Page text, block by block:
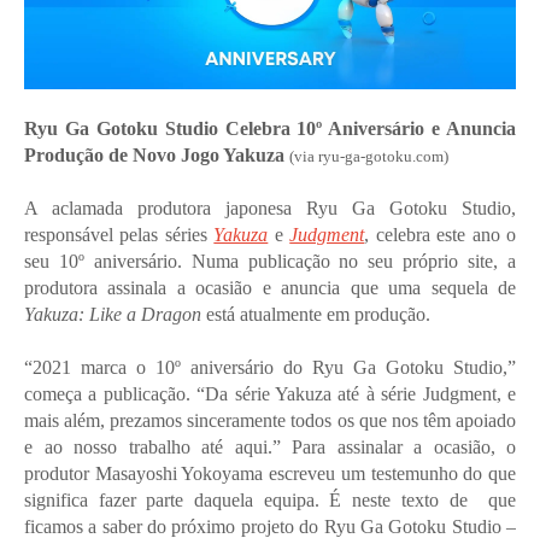
Ryu Ga Gotoku Studio Celebra 10º Aniversário e Anuncia
Produção de Novo Jogo Yakuza (via ryu-ga-gotoku.com)
A aclamada produtora japonesa Ryu Ga Gotoku Studio,
responsável pelas séries Yakuza eJudgment, celebra este ano o
seu 10º aniversário. Numa publicação no seu próprio site, a
produtora assinala a ocasião e anuncia que uma sequela de
Yakuza: Like a Dragon está atualmente em produção.
“2021 marca o 10º aniversário do Ryu Ga Gotoku Studio,”
começa a publicação. “Da série Yakuza até à série Judgment, e
mais além, prezamos sinceramente todos os que nos têm apoiado
e ao nosso trabalho até aqui.” Para assinalar a ocasião, o
produtor Masayoshi Yokoyama escreveu um testemunho do que
significa fazer parte daquela equipa. É neste texto de que
ficamos a saber do próximo projeto do Ryu Ga Gotoku Studio –